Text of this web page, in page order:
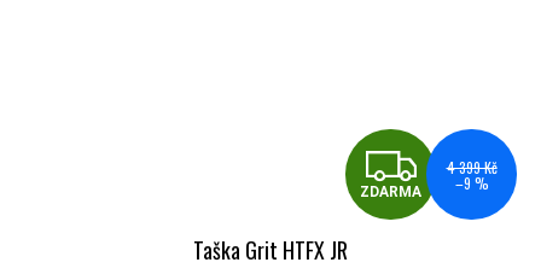
ZDARMA
4 399 Kč
–9 %
Taška Grit HTFX JR